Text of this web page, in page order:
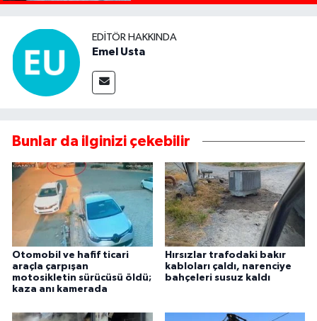
EDITÖR HAKKINDA
Emel Usta
Bunlar da ilginizi çekebilir
Otomobil ve hafif ticari
araçla çarpışan
motosikletin sürücüsü öldü;
kaza anı kamerada
Hırsızlar trafodaki bakır
kabloları çaldı, narenciye
bahçeleri susuz kaldı